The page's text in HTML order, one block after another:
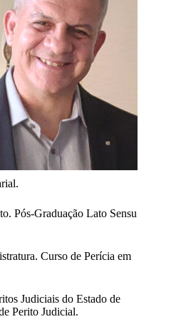
Pós-Graduação Lato Sensu
Curso de Perícia em
Judiciais do Estado de
Perito Judicial.